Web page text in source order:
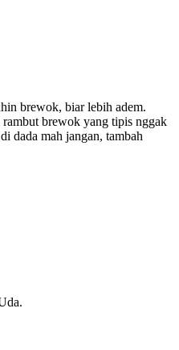
brewok, biar lebih adem.
brewok yang tipis nggak
dada mah jangan, tambah